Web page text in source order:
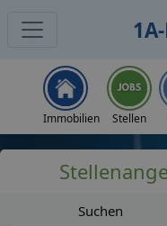
Immobilien Stellen
Suchen